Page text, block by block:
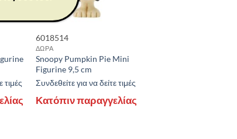
τιμές
6018514
ΔΩΡΑ
Snoopy Pumpkin Pie Mini
Figurine 9,5 cm
Συνδεθείτε για να δείτε τιμές
Κατόπιν παραγγελίας